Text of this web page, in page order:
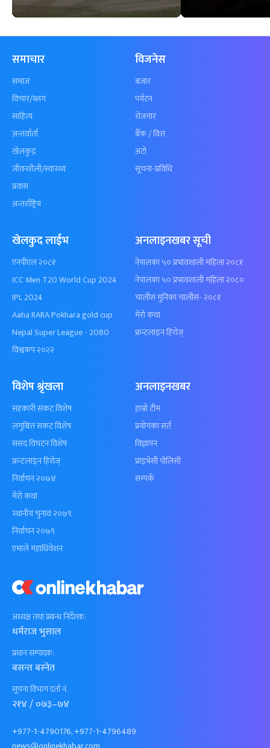
अध्यक्ष तथा प्रबन्ध निर्देशक:
धर्मराज भुसाल
प्रधान सम्पादक:
बसन्त बस्नेत
सूचना विभाग दर्ता नं.
२१४ / ०७३–७४
+977-1-4790176, +977-1-4796489
समाचार
समाज
विचार/ब्लग
साहित्य
अन्तर्वार्ता
खेलकुद़़
जीवनशैली/स्वास्थ्य
प्रवास
अन्तर्राष्ट्रिय
विजनेस
बजार
पर्यटन
रोजगार
बैँक / वित्त
अटो
सूचना-प्रविधि
खेलकुद लाईभ
एनपीएल २०८१
ICC Men T20 World Cup 2024
IPL 2024
Aaha RARA Pokhara gold cup
Nepal Super League - 2080
विश्वकप २०२२
अनलाइनखबर सूची
नेपालका ५० प्रभावशाली महिला २०८१
नेपालका ५० प्रभावशाली महिला २०८०
चालीस मुनिका चालीस- २०८१
मेरो कथा
फ्रन्टलाइन हिरोज्
विशेष श्रृंखला
सहकारी संकट विशेष
लगुबित्त संकट विशेष
संसद विघटन विशेष
फ्रन्टलाइन हिरोज्
निर्वाचन २०७४
मेरो कथा
स्थानीय चुनाव २०७९
निर्वाचन २०७९
एमाले महाधिवेशन
अनलाइनखबर
हाम्रो टीम
प्रयोगका सर्त
विज्ञापन
प्राइभेसी पोलिसी
सम्पर्क